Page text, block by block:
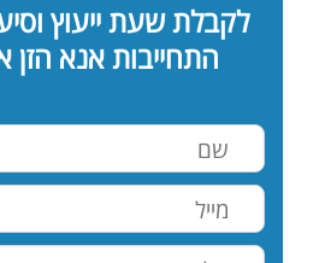
לקבלת שעת ייעוץ
התחייבות אנא